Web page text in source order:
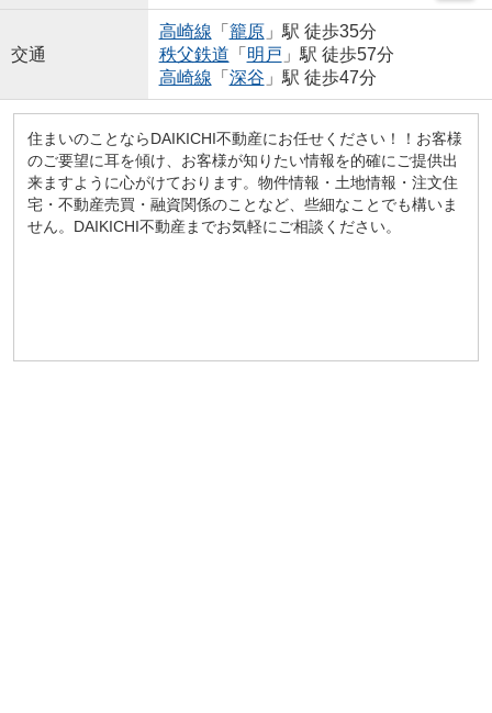
交通
高崎線 「 籠原」駅 徒歩35分
秩父鉄道 「 明戸 」駅 徒歩57分
高崎線 「 深谷 」駅 徒歩47分
住まいのことならDAIKICHI不動産にお任せください！！お客様
のご要望に耳を傾け、お客様が知りたい情報を的確にご提供出
来ますように心がけております。物件情報・土地情報・注文住
宅・不動産売買・融資関係のことなど、些細なことでも構いま
せん。DAIKICHI不動産までお気軽にご相談ください。